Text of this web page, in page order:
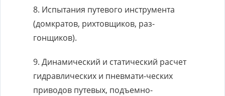
8. Испытания путевого инструмента
(домкратов, рихтовщиков, раз-
гонщиков).
9. Динамический и статический расчет
гидравлических и пневмати-ческих
приводов путевых, подъемно-